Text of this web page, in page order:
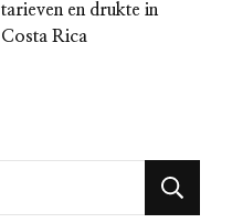
tarieven en drukte in
Costa Rica